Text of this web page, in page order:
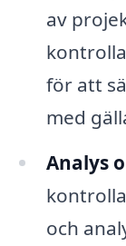
av
för att
med
Analys
och